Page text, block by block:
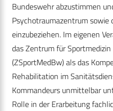
Bundeswehr abzustimmen
Psychotraumazentrum sowie
einzubeziehen. Im eigenen
das Zentrum für
(ZSportMedBw) als das
Rehabilitation im
Kommandeurs unmittelbar
Rolle in der Erarbeitung